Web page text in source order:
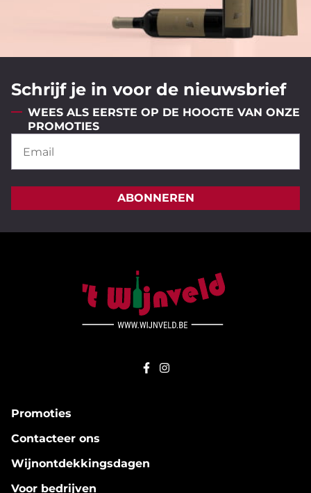
Schrijf je in voor de nieuwsbrief
WEES ALS EERSTE OP DE HOOGTE VAN ONZE
PROMOTIES
ABONNEREN
Promoties
Contacteer ons
Wijnontdekkingsdagen
Voor bedrijven